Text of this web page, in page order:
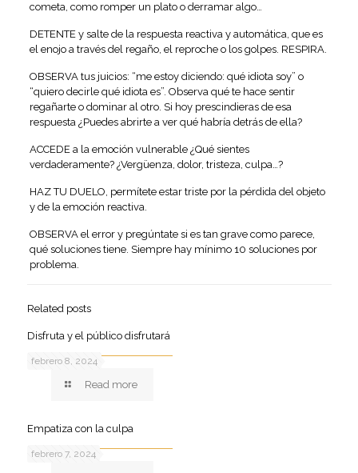
cometa, como romper un plato o derramar algo…
DETENTE y salte de la respuesta reactiva y automática, que es
el enojo a través del regaño, el reproche o los golpes. RESPIRA.
OBSERVA tus juicios: “me estoy diciendo: qué idiota soy” o
“quiero decirle qué idiota es”. Observa qué te hace sentir
regañarte o dominar al otro. Si hoy prescindieras de esa
respuesta ¿Puedes abrirte a ver qué habría detrás de ella?
ACCEDE a la emoción vulnerable ¿Qué sientes
verdaderamente? ¿Vergüenza, dolor, tristeza, culpa…?
HAZ TU DUELO, permítete estar triste por la pérdida del objeto
y de la emoción reactiva.
OBSERVA el error y pregúntate si es tan grave como parece,
qué soluciones tiene. Siempre hay mínimo 10 soluciones por
problema.
Related posts
febrero 8, 2024
Disfruta y el público disfrutará
Read more
febrero 7, 2024
Empatiza con la culpa